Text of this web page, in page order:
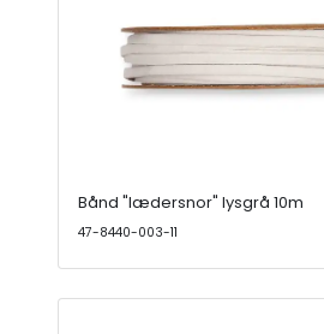
Bånd "lædersnor" lysgrå 10m
47-8440-003-11